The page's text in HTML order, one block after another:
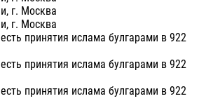
г. Москва
г. Москва
принятия ислама булгарами в 922
принятия ислама булгарами в 922
принятия ислама булгарами в 922